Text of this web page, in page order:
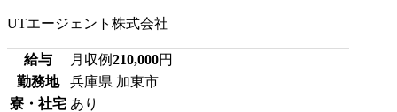
UTエージェント株式会社
給与 月収例210,000円
勤務地
兵庫県 加東市
寮・社宅 あり